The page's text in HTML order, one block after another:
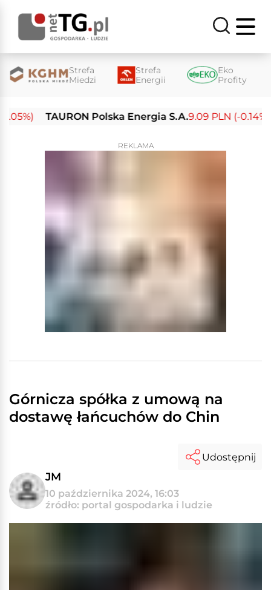
Strefa
Miedzi
Strefa
Energii
Eko
Profity
TAURON Polska Energia S.A.9.09 PLN (-0.14%)
REKLAMA
Górnicza spółka z umową na
dostawę łańcuchów do Chin
JM
10 października 2024, 16:03
źródło: portal gospodarka i ludzie
Udostępnij